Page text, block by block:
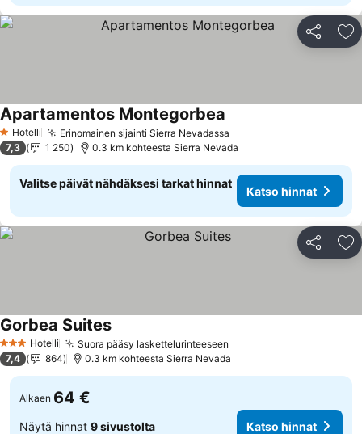
Jaa
1 Tähtiluokitus
Hotelli Erinomainen sijainti Sierra Nevadassa
Apartamentos Montegorbea
7,3 1 250 0.3 km kohteesta Sierra Nevada
Valitse päivät nähdäksesi tarkat hinnat
Katso hinnat
Jaa
3 Tähtiluokitus
Hotelli Suora pääsy laskettelurinteeseen
Gorbea SuitesKatso hinnat
7,4 864 0.3 km kohteesta Sierra Nevada
Alkaen 64 €
Näytä hinnat 9 sivustolta Katso hinnat